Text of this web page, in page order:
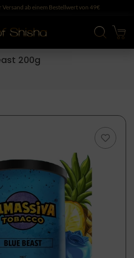
Versand ab einem Bestellwert von 49€
200g